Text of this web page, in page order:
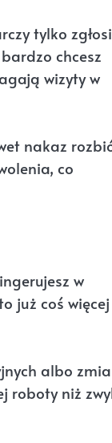
tylko
chcesz
wizyty w
nakaz
co
w
już coś
albo
roboty niż